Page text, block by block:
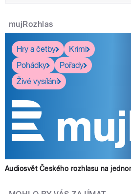
mujRozhlas
Hry a četby
Krimi
Pohádky
Pořady
Živé vysílání
Audiosvět Českého rozhlasu na